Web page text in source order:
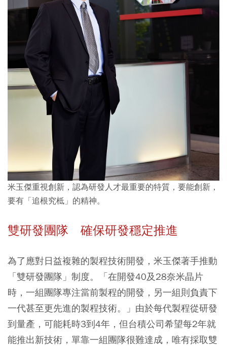
米玉傑重視創新，認為研發人才最重要的特質，要能創新，
要有「追根究柢」的精神。
雙研發團隊 確保研發穩定推進
為了應對日益複雜的製程技術開發，米玉傑著手推動
「雙研發團隊」制度。「在開發40及28奈米晶片
時，一組團隊專注當前製程的開發，另一組則負責下
一代甚至更先進的製程技術。」由於每代製程從研發
到量產，可能耗時3到4年，但台積公司希望每2年就
能推出新技術，單靠一組團隊很難達成，唯有採取雙